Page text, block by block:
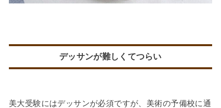
デッサンが難しくてつらい
美大受験にはデッサンが必須ですが、美術の予備校に通